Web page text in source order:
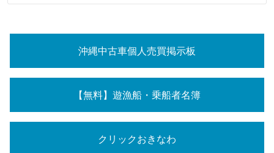
沖縄中古車個人売買掲示板
【無料】遊漁船・乗船者名簿
クリックおきなわ